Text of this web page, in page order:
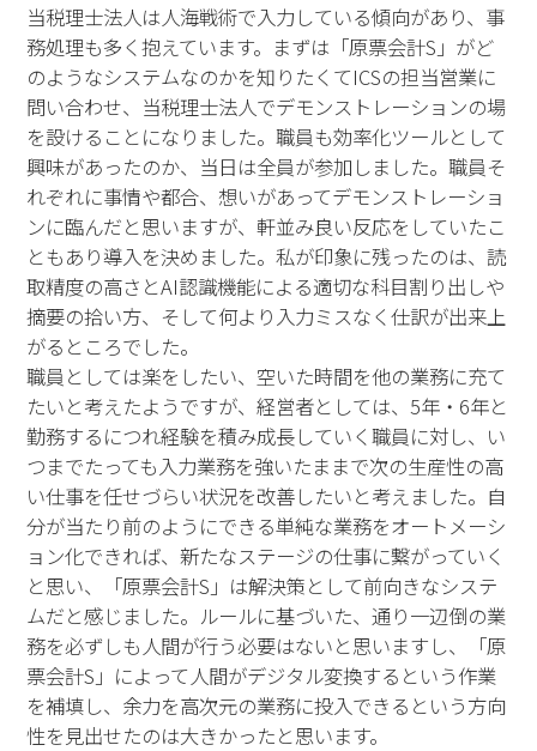
当税理士法人は人海戦術で入力している傾向があり、事
務処理も多く抱えています。まずは「原票会計S」がど
のようなシステムなのかを知りたくてICSの担当営業に
問い合わせ、当税理士法人でデモンストレーションの場
を設けることになりました。職員も効率化ツールとして
興味があったのか、当日は全員が参加しました。職員そ
れぞれに事情や都合、想いがあってデモンストレーショ
ンに臨んだと思いますが、軒並み良い反応をしていたこ
ともあり導入を決めました。私が印象に残ったのは、読
取精度の高さとAI認識機能による適切な科目割り出しや
摘要の拾い方、そして何より入力ミスなく仕訳が出来上
がるところでした。
職員としては楽をしたい、空いた時間を他の業務に充て
たいと考えたようですが、経営者としては、5年・6年と
勤務するにつれ経験を積み成長していく職員に対し、い
つまでたっても入力業務を強いたままで次の生産性の高
い仕事を任せづらい状況を改善したいと考えました。自
分が当たり前のようにできる単純な業務をオートメーシ
ョン化できれば、新たなステージの仕事に繋がっていく
と思い、「原票会計S」は解決策として前向きなシステ
ムだと感じました。ルールに基づいた、通り一辺倒の業
務を必ずしも人間が行う必要はないと思いますし、「原
票会計S」によって人間がデジタル変換するという作業
を補填し、余力を高次元の業務に投入できるという方向
性を見出せたのは大きかったと思います。